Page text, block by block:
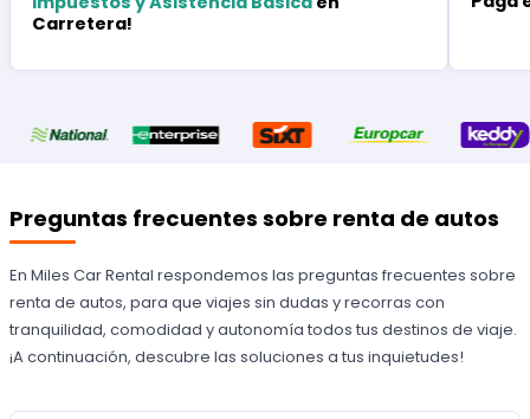
Carretera!
Preguntas frecuentes sobre renta de autos
En Miles Car Rental respondemos las preguntas frecuentes sobre
renta de autos, para que viajes sin dudas y recorras con
tranquilidad, comodidad y autonomía todos tus destinos de viaje.
¡A continuación, descubre las soluciones a tus inquietudes!